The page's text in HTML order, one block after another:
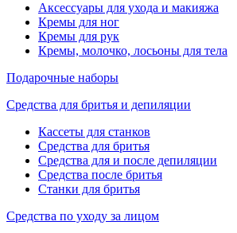
Аксессуары для ухода и макияжа
Кремы для ног
Кремы для рук
Кремы, молочко, лосьоны для тела
Подарочные наборы
Средства для бритья и депиляции
Кассеты для станков
Средства для бритья
Средства для и после депиляции
Средства после бритья
Станки для бритья
Средства по уходу за лицом